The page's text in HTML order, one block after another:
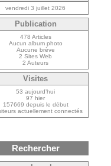
vendredi 3 juillet 2026
Publication
478 Articles
Aucun album photo
Aucune brève
2 Sites Web
2 Auteurs
Visites
53 aujourd’hui
97 hier
157669 depuis le début
actuellement connectés
Rechercher